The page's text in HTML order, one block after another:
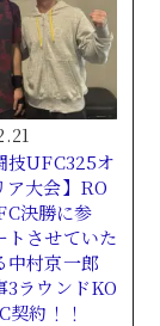
技UFC325オ
ア大会】RO
決勝に参
トさせていた
中村京一郎
3ラウンドKO
契約！！